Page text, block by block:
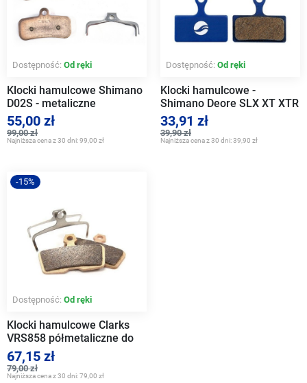
Dostępność: Od ręki
Klocki hamulcowe Shimano
D02S - metaliczne
55,00 zł
99,00 zł
Najniższa cena z 30 dni:99,00 zł
Dostępność: Od ręki
Klocki hamulcowe -
Shimano Deore SLX XT XTR
M785 M675 M615
33,91 zł
39,90 zł
Najniższa cena z 30 dni:39,90 zł
Dostępność: Od ręki
-15%
Klocki hamulcowe Clarks
VRS858 półmetaliczne do
Avid Code, Code R
67,15 zł
79,00 zł
Najniższa cena z 30 dni:79,00 zł